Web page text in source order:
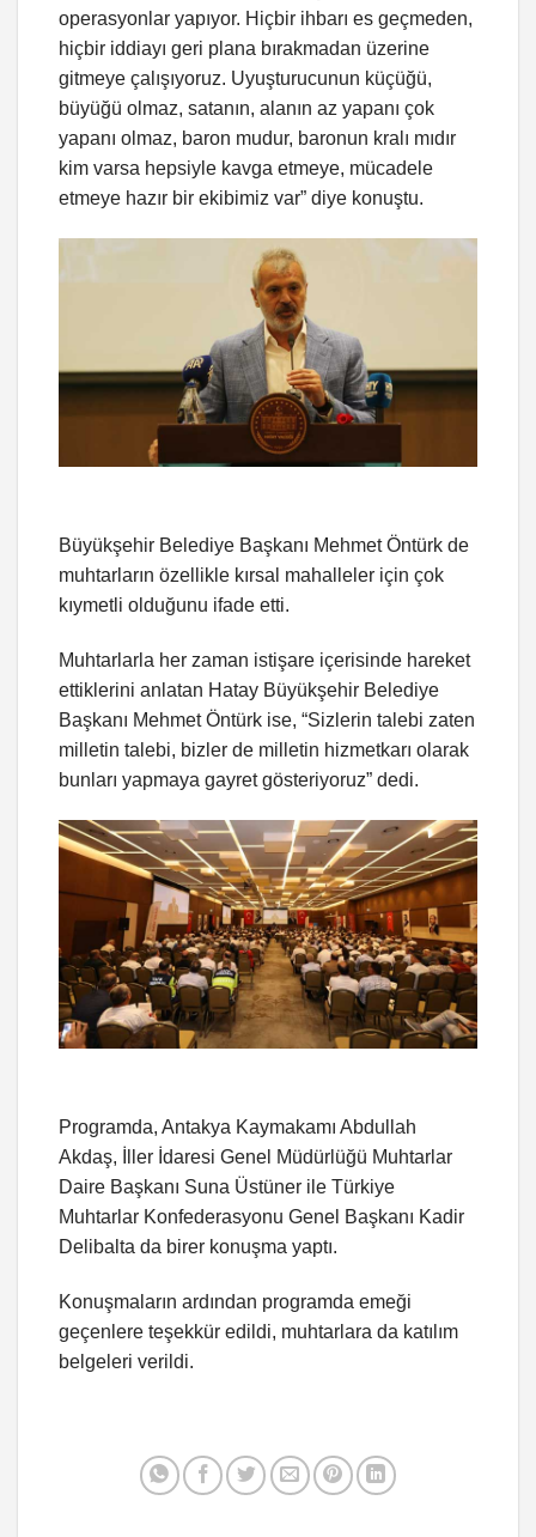
operasyonlar yapıyor. Hiçbir ihbarı es geçmeden,
hiçbir iddiayı geri plana bırakmadan üzerine
gitmeye çalışıyoruz. Uyuşturucunun küçüğü,
büyüğü olmaz, satanın, alanın az yapanı çok
yapanı olmaz, baron mudur, baronun kralı mıdır
kim varsa hepsiyle kavga etmeye, mücadele
etmeye hazır bir ekibimiz var” diye konuştu.
Büyükşehir Belediye Başkanı Mehmet Öntürk de
muhtarların özellikle kırsal mahalleler için çok
kıymetli olduğunu ifade etti.
Muhtarlarla her zaman istişare içerisinde hareket
ettiklerini anlatan Hatay Büyükşehir Belediye
Başkanı Mehmet Öntürk ise, “Sizlerin talebi zaten
milletin talebi, bizler de milletin hizmetkarı olarak
bunları yapmaya gayret gösteriyoruz” dedi.
Programda, Antakya Kaymakamı Abdullah
Akdaş, İller İdaresi Genel Müdürlüğü Muhtarlar
Daire Başkanı Suna Üstüner ile Türkiye
Muhtarlar Konfederasyonu Genel Başkanı Kadir
Delibalta da birer konuşma yaptı.
Konuşmaların ardından programda emeği
geçenlere teşekkür edildi, muhtarlara da katılım
belgeleri verildi.